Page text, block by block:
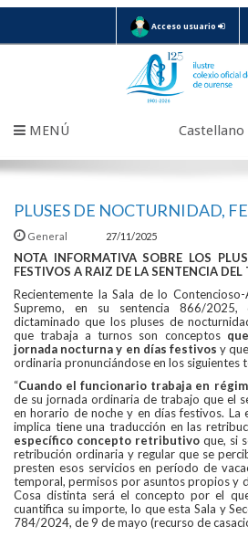
Acceso usuario
MENÚ Castellano
PLUSES DE NOCTURNIDAD,
General 27/11/2025
NOTA INFORMATIVA SOBRE LOS
FESTIVOS A RAIZ DE LA SENTENCIA
Recientemente la Sala de lo
Supremo, en su sentencia 866/
dictaminado que los pluses de
que trabaja a turnos son conceptos
jornada nocturna y en días festivos y
ordinaria pronunciándose en los siguientes
“Cuando el funcionario trabaja en
de su jornada ordinaria de trabajo que el
en horario de noche y en días festivos. La
implica tiene una traducción en las
específico concepto retributivo que, si
retribución ordinaria y regular que se
presten esos servicios en período de
temporal, permisos por asuntos propios y
Cosa distinta será el concepto por el
cuantifica su importe, lo que esta Sala y
784/2024, de 9 de mayo (recurso de